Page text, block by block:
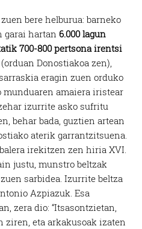
bere helburua: barneko
garai hartan6.000 lagun
700-800 pertsona irentsi
Donostiakoa zen),
eragin zuen orduko
munduaren amaiera iristear
izurrite asko sufritu
behar bada, guztien artean
aterik garrantzitsuena.
irekitzen zen hiria XVI.
justu, munstro beltzak
sarbidea. Izurrite beltza
Azpiazuk. Esa
zera dio: “Itsasontzietan,
ziren, eta arkakusoak izaten